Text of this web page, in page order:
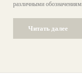
различными
детально объясняет
Узнайте, как эта
эксплуатацию вашего
Читать далее